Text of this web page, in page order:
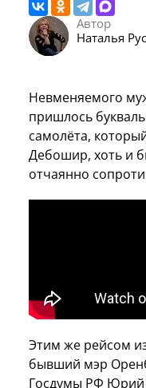
Автор
Наталья
Невменяемого
пришлось
самолёта,
Дебошир, хоть и
отчаянно
Этим же рейсом
бывший мэр
Госдумы РФ